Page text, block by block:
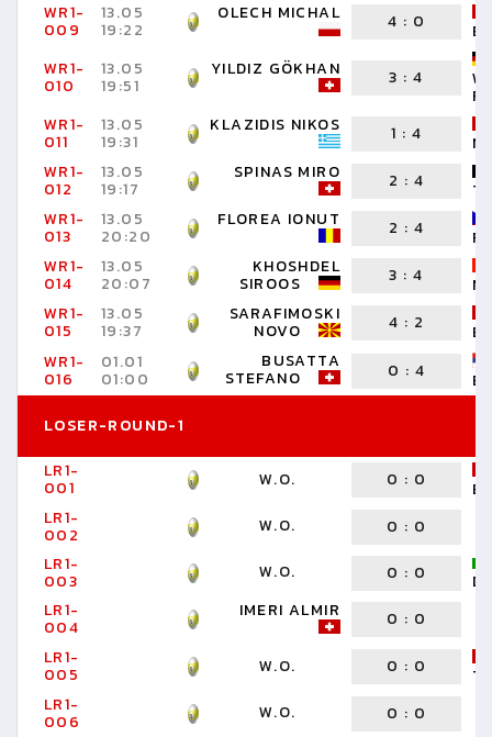
WR1-
009
13.05
19:22
OLECH MICHAL 4 : 0
WR1-
010
13.05
19:51
YILDIZ GÖKHAN 3 :4
WR1-
011
13.05
19:31
KLAZIDIS NIKOS 1 : 4
WR1-
012
13.05
19:17
SPINAS MIRO 2 : 4
WR1-
013
13.05
20:20
FLOREA IONUT 2 : 4
WR1-
014
13.05
20:07
KHOSHDEL
SIROOS 3 :4
WR1-
015
13.05
19:37
SARAFIMOSKI
NOVO 4 : 2
WR1-
016
01.01
01:00
BUSATTA
STEFANO 0 : 4
LOSER-ROUND-1
LR1-
001 W.O. 0 : 0
LR1-
002 W.O. 0 : 0
LR1-
003 W.O. 0 : 0
LR1-
004
IMERI ALMIR 0 : 0
LR1-
005 W.O. 0 : 0
LR1-
006 W.O. 0 : 0